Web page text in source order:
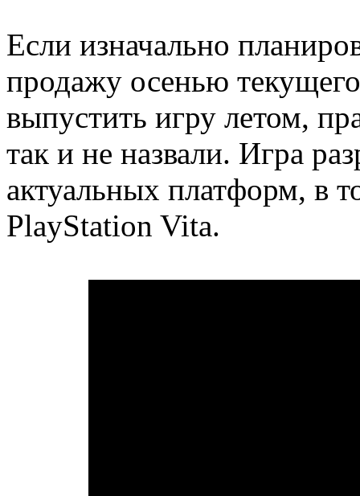
Если изначально
продажу осенью
выпустить игру летом,
так и не назвали. Игра
актуальных платформ, в
PlayStation Vita.